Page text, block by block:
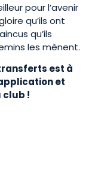
pour l’avenir
qu’ils ont
qu’ils
les mènent.
est à
et
club !